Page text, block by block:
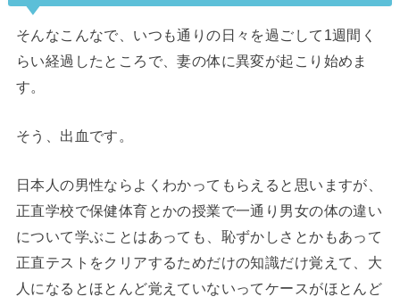
そんなこんなで、いつも通りの日々を過ごして1週間く
らい経過したところで、妻の体に異変が起こり始めま
す。
そう、出血です。
日本人の男性ならよくわかってもらえると思いますが、
正直学校で保健体育とかの授業で一通り男女の体の違い
について学ぶことはあっても、恥ずかしさとかもあって
正直テストをクリアするためだけの知識だけ覚えて、大
人になるとほとんど覚えていないってケースがほとんど